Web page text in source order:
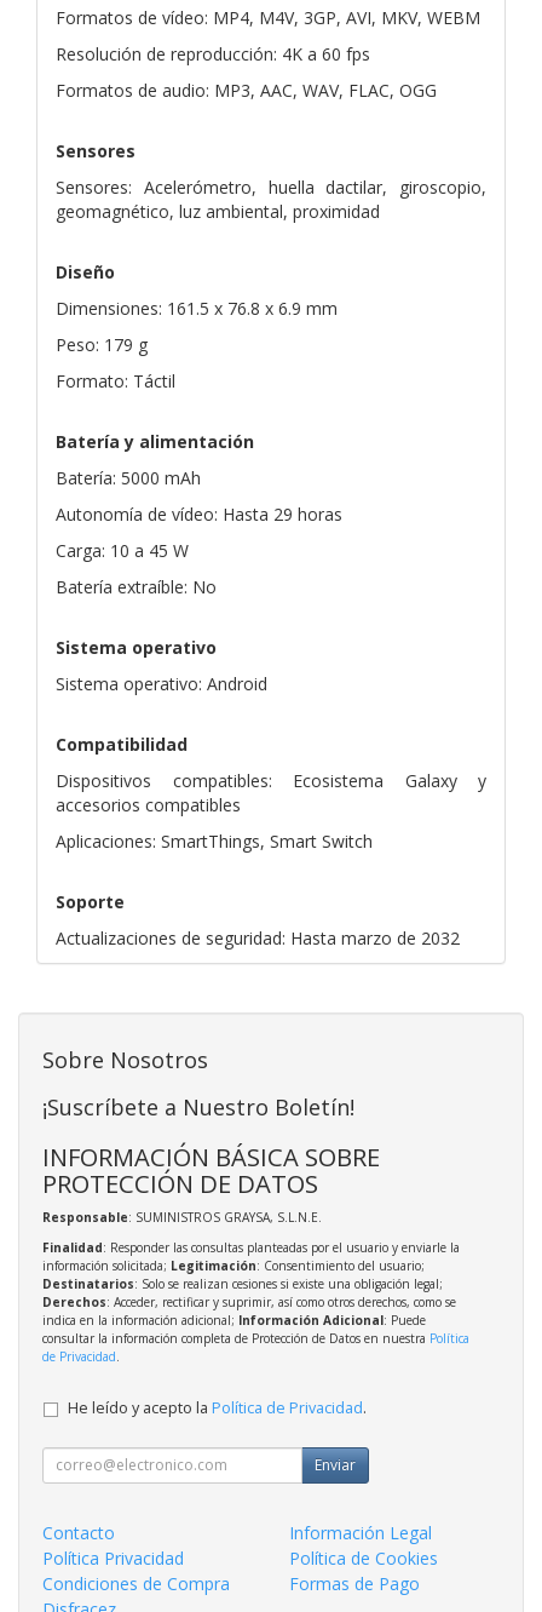
Formatos de vídeo: MP4, M4V, 3GP, AVI, MKV, WEBM
Resolución de reproducción: 4K a 60 fps
Formatos de audio: MP3, AAC, WAV, FLAC, OGG
Sensores
Sensores: Acelerómetro, huella dactilar, giroscopio,
geomagnético, luz ambiental, proximidad
Diseño
Dimensiones: 161.5 x 76.8 x 6.9 mm
Peso: 179 g
Formato: Táctil
Batería y alimentación
Batería: 5000 mAh
Autonomía de vídeo: Hasta 29 horas
Carga: 10 a 45 W
Batería extraíble: No
Sistema operativo
Sistema operativo: Android
Compatibilidad
Dispositivos compatibles: Ecosistema Galaxy y
accesorios compatibles
Aplicaciones: SmartThings, Smart Switch
Soporte
Actualizaciones de seguridad: Hasta marzo de 2032
Sobre Nosotros
¡Suscríbete a Nuestro Boletín!
INFORMACIÓN BÁSICA SOBRE
PROTECCIÓN DE DATOS
Responsable: SUMINISTROS GRAYSA, S.L.N.E.
Finalidad: Responder las consultas planteadas por el usuario y enviarle la
información solicitada; Legitimación: Consentimiento del usuario;
Destinatarios: Solo se realizan cesiones si existe una obligación legal;
Derechos: Acceder, rectificar y suprimir, así como otros derechos, como se
indica en la información adicional; Información Adicional: Puede
consultar la información completa de Protección de Datos en nuestra Política
de Privacidad
He leído y acepto la Política de Privacidad.
Enviar
Contacto
Información Legal
Política Privacidad
Política de Cookies
Condiciones de Compra
Formas de Pago